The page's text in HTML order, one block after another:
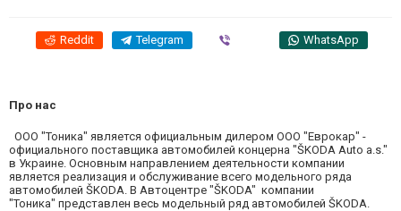
Reddit Telegram WhatsApp
Про нас
ООО "Тоника" является официальным дилером ООО "Еврокар" -
официального поставщика автомобилей концерна "ŠKODA Auto a.s."
в Украине. Основным направлением деятельности компании
является реализация и обслуживание всего модельного ряда
автомобилей ŠKODA. В Автоцентре "ŠKODA" компании
"Тоника" представлен весь модельный ряд автомобилей ŠKODA.